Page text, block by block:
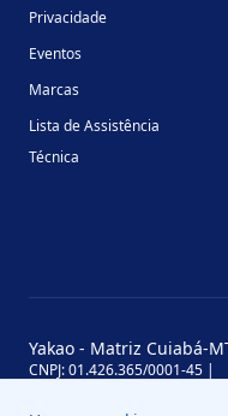
Privacidade
Eventos
Marcas
Lista de Assistência
Técnica
Yakao - Matriz Cuiabá-
CNPJ: 01.426.365/0001-45 |